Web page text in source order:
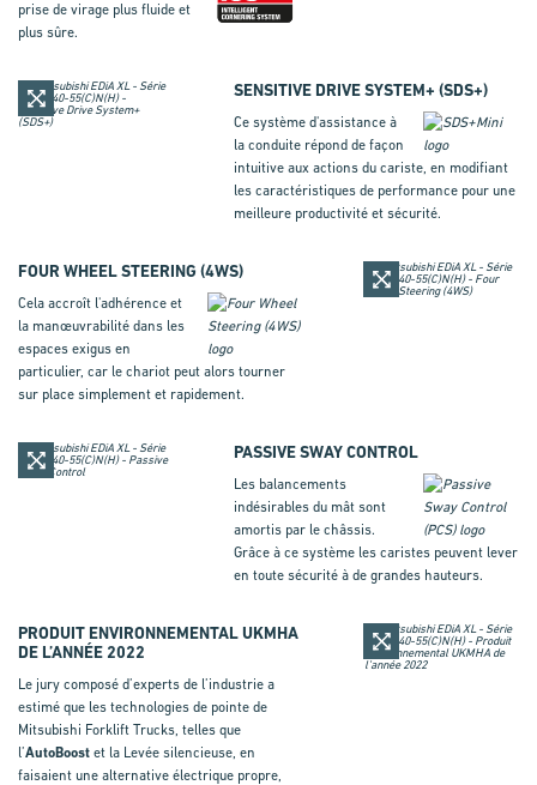
prise de virage plus fluide et
plus sûre.
SENSITIVE DRIVE SYSTEM+ (SDS+)
Ce système d'assistance à
la conduite répond de façon
intuitive aux actions du cariste, en modifiant
les caractéristiques de performance pour une
meilleure productivité et sécurité.
FOUR WHEEL STEERING (4WS)
Cela accroît l'adhérence et
la manœuvrabilité dans les
espaces exigus en
particulier, car le chariot peut alors tourner
sur place simplement et rapidement.
PASSIVE SWAY CONTROL
Les balancements
indésirables du mât sont
amortis par le châssis.
Grâce à ce système les caristes peuvent lever
en toute sécurité à de grandes hauteurs.
PRODUIT ENVIRONNEMENTAL UKMHA
DE L’ANNÉE 2022
Le jury composé d’experts de l’industrie a
estimé que les technologies de pointe de
Mitsubishi Forklift Trucks, telles que
l’AutoBoost et la Levée silencieuse, en
faisaient une alternative électrique propre,